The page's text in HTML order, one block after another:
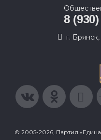
8
г. Брянск,
© 2005-2026, Партия